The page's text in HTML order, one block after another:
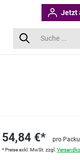
Jetzt
54,84 €* pro
* Preise exkl. MwSt. zzgl.